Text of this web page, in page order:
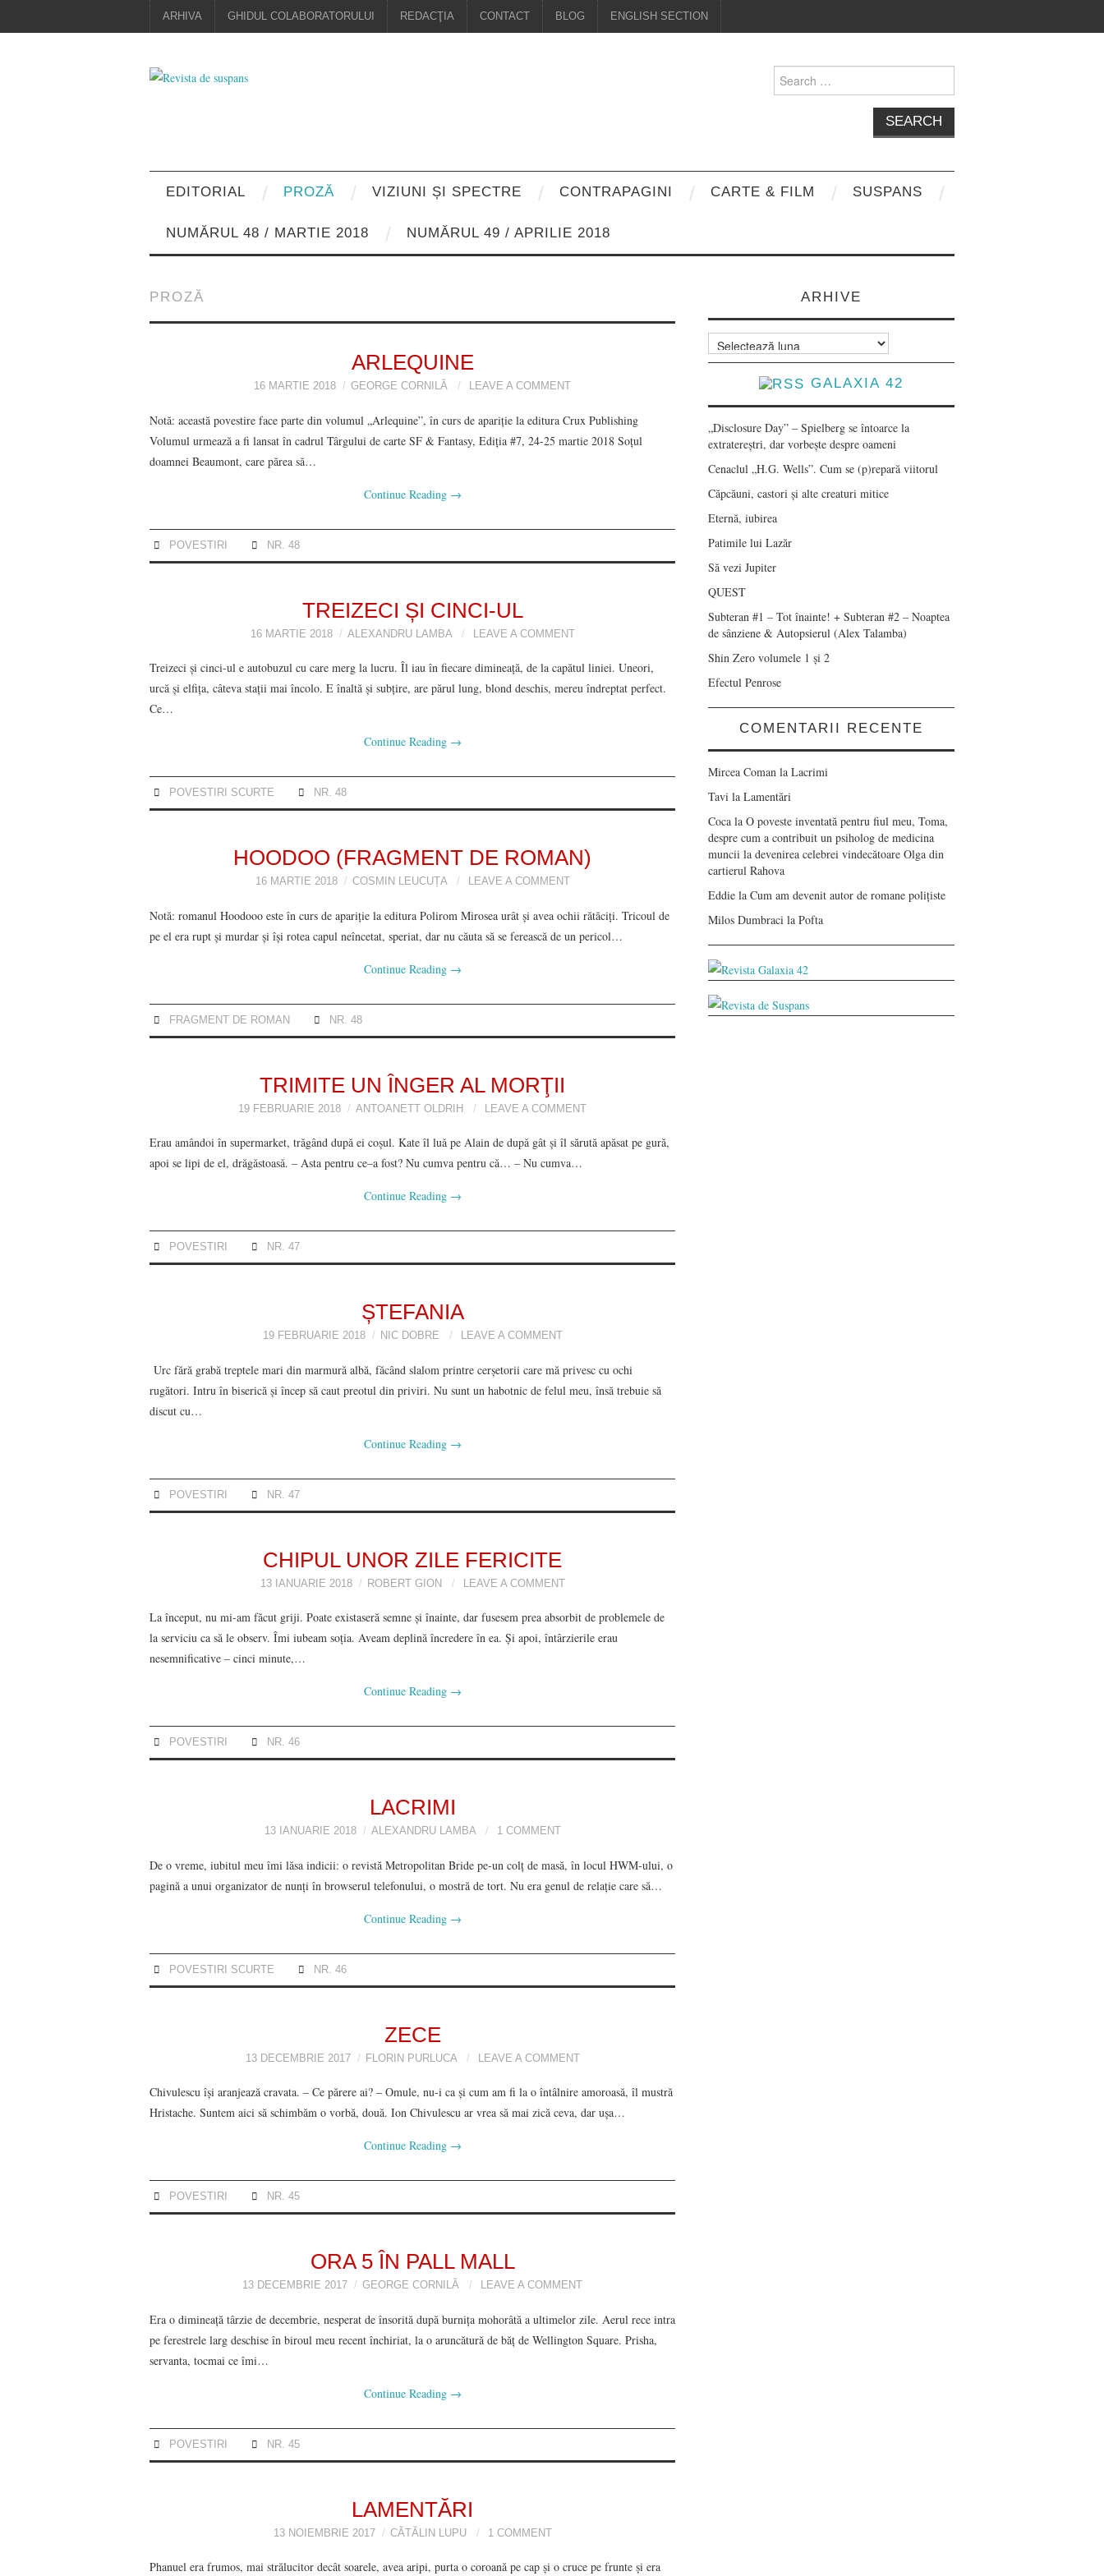
ARHIVA GHIDUL COLABORATORULUI REDACŢIA CONTACT BLOG ENGLISH SECTION
Search
for:
EDITORIAL PROZĂ VIZIUNI ȘI SPECTRE CONTRAPAGINI CARTE & FILM SUSPANS
NUMĂRUL 48 / MARTIE 2018 NUMĂRUL 49 / APRILIE 2018
PROZĂ
ARLEQUINE
16 MARTIE 2018 GEORGE CORNILĂ LEAVE A COMMENT
Notă: această povestire face parte din volumul „Arlequine”, în curs de apariție la editura Crux Publishing
Volumul urmează a fi lansat în cadrul Târgului de carte SF & Fantasy, Ediția #7, 24-25 martie 2018 Soțul
doamnei Beaumont, care părea să…
Continue Reading →
POVESTIRI NR. 48
TREIZECI ȘI CINCI-UL
16 MARTIE 2018 ALEXANDRU LAMBA LEAVE A COMMENT
Treizeci și cinci-ul e autobuzul cu care merg la lucru. Îl iau în fiecare dimineață, de la capătul liniei. Uneori,
urcă și elfița, câteva stații mai încolo. E înaltă și subțire, are părul lung, blond deschis, mereu îndreptat perfect.
Ce…
Continue Reading →
POVESTIRI SCURTE NR. 48
HOODOO (FRAGMENT DE ROMAN)
16 MARTIE 2018 COSMIN LEUCUȚA LEAVE A COMMENT
Notă: romanul Hoodooo este în curs de apariție la editura Polirom Mirosea urât şi avea ochii rătăciţi. Tricoul de
pe el era rupt şi murdar şi îşi rotea capul neîncetat, speriat, dar nu căuta să se ferească de un pericol…
Continue Reading →
FRAGMENT DE ROMAN NR. 48
TRIMITE UN ÎNGER AL MORŢII
19 FEBRUARIE 2018 ANTOANETT OLDRIH LEAVE A COMMENT
Erau amândoi în supermarket, trǎgând dupǎ ei coşul. Kate îl luǎ pe Alain de dupǎ gât și îl sărută apăsat pe gură,
apoi se lipi de el, drǎgǎstoasǎ. – Asta pentru ce–a fost? Nu cumva pentru cǎ… – Nu cumva…
Continue Reading →
POVESTIRI NR. 47
ȘTEFANIA
19 FEBRUARIE 2018 NIC DOBRE LEAVE A COMMENT
Urc fără grabă treptele mari din marmură albă, făcând slalom printre cerșetorii care mă privesc cu ochi
rugători. Intru în biserică și încep să caut preotul din priviri. Nu sunt un habotnic de felul meu, însă trebuie să
discut cu…
Continue Reading →
POVESTIRI NR. 47
CHIPUL UNOR ZILE FERICITE
13 IANUARIE 2018 ROBERT GION LEAVE A COMMENT
La început, nu mi-am făcut griji. Poate existaseră semne și înainte, dar fusesem prea absorbit de problemele de
la serviciu ca să le observ. Îmi iubeam soția. Aveam deplină încredere în ea. Și apoi, întârzierile erau
nesemnificative – cinci minute,…
Continue Reading →
POVESTIRI NR. 46
LACRIMI
13 IANUARIE 2018 ALEXANDRU LAMBA 1 COMMENT
De o vreme, iubitul meu îmi lăsa indicii: o revistă Metropolitan Bride pe-un colț de masă, în locul HWM-ului, o
pagină a unui organizator de nunți în browserul telefonului, o mostră de tort. Nu era genul de relație care să…
Continue Reading →
POVESTIRI SCURTE NR. 46
ZECE
13 DECEMBRIE 2017 FLORIN PURLUCA LEAVE A COMMENT
Chivulescu își aranjează cravata. ‒ Ce părere ai? ‒ Omule, nu-i ca și cum am fi la o întâlnire amoroasă, îl mustră
Hristache. Suntem aici să schimbăm o vorbă, două. Ion Chivulescu ar vrea să mai zică ceva, dar ușa…
Continue Reading →
POVESTIRI NR. 45
ORA 5 ÎN PALL MALL
13 DECEMBRIE 2017 GEORGE CORNILĂ LEAVE A COMMENT
Era o dimineață târzie de decembrie, nesperat de însorită după burnița mohorâtă a ultimelor zile. Aerul rece intra
pe ferestrele larg deschise în biroul meu recent închiriat, la o aruncătură de băț de Wellington Square. Prisha,
servanta, tocmai ce îmi…
Continue Reading →
POVESTIRI NR. 45
LAMENTĂRI
13 NOIEMBRIE 2017 CĂTĂLIN LUPU 1 COMMENT
Phanuel era frumos, mai strălucitor decât soarele, avea aripi, purta o coroană pe cap și o cruce pe frunte și era
ARHIVE
Arhive
GALAXIA 42
„Disclosure Day” – Spielberg se întoarce la
extratereștri, dar vorbește despre oameni
Cenaclul „H.G. Wells”. Cum se (p)repară viitorul
Căpcăuni, castori și alte creaturi mitice
Eternă, iubirea
Patimile lui Lazăr
Să vezi Jupiter
QUEST
Subteran #1 – Tot înainte! + Subteran #2 – Noaptea
de sânziene & Autopsierul (Alex Talamba)
Shin Zero volumele 1 și 2
Efectul Penrose
COMENTARII RECENTE
Mircea Coman la Lacrimi
Tavi la Lamentări
Coca la O poveste inventată pentru fiul meu, Toma,
despre cum a contribuit un psiholog de medicina
muncii la devenirea celebrei vindecătoare Olga din
cartierul Rahova
Eddie la Cum am devenit autor de romane polițiste
Milos Dumbraci la Pofta